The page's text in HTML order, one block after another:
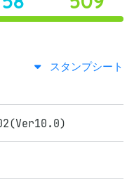
スタンプシート